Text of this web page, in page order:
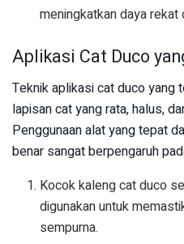
meningkatkan daya rekat
Aplikasi Cat Duco
Teknik aplikasi cat duco yang
lapisan cat yang rata, halus,
Penggunaan alat yang tepat
benar sangat berpengaruh
Kocok kaleng cat duco
digunakan untuk
sempurna.